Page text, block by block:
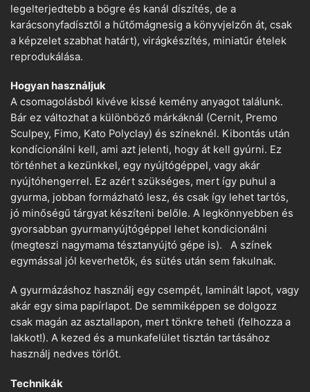
legelterjedtebb a bögre és kanál díszítés, de a
karácsonyfadísztől a hűtőmágnesig a könyvjelzőn át, csak
a képzelet szabhat határt), virágkészítés, miniatűr ételek
reprodukálása.
Hogyan használjuk
A csomagolásból kivéve kissé kemény anyagot találunk.
Bár ez változhat a különböző márkáknál (Cernit, Premo
Sculpey, Fimo, Kato Polyclay) és színeknél. Kibontás után
kondícionálni kell, ami azt jelenti, hogy át kell gyúrni. Ez
történhet a kezünkkel, egy nyújtógéppel, vagy akár
nyújtóhengerrel. Ez azért szükséges, mert így puhul a
gyurma, jobban formázható lesz, és csak így lehet tartós,
jó minőségű tárgyat készíteni belőle. A legkönnyebben és
gyorsabban gyurmanyújtógéppel lehet kondicionálni
(megteszi nagymama tésztanyújtó gépe is). A színek
egymással jól keverhetők, és sütés után sem fakulnak.
A gyurmázáshoz használj egy csempét, laminált lapot, vagy
akár egy sima papírlapot. De semmiképpen se dolgozz
csak magán az asztallapon, mert tönkre teheti (felhozza a
lakkot!). A kezed és a munkafelület tisztán tartásához
használj nedves törlőt.
Technikák